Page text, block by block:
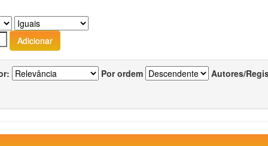
Por ordem Autores/